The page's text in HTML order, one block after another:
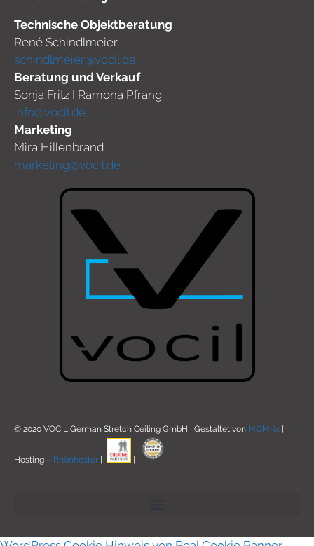
Technische Objektberatung
René Schindlmeier
schindlmeier@vocil.de
Beratung und Verkauf
Sonja Fritz I Ramona Pfrang
info@vocil.de
Marketing
Mira Hillenbrand
marketing@vocil.de
© 2020 VOCIL German Stretch Ceiling GmbH I Gestaltet von MOM-ix |
Hosting – Rhönhoster | |